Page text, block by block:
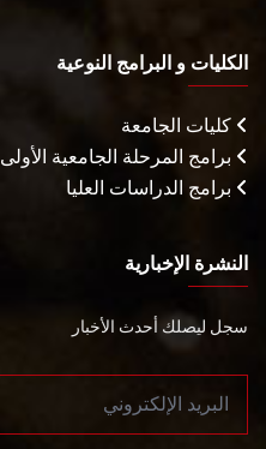
الكليات و البرامج النوعية
كليات الجامعة
برامج المرحلة الجامعية الأولى
برامج الدراسات العليا
النشرة الإخبارية
سجل ليصلك أحدث الأخبار